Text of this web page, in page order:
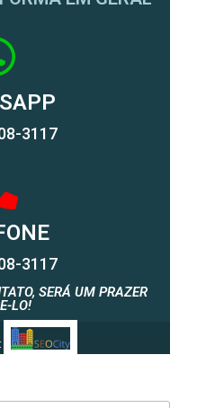
3117
3117
SERÁ UM PRAZER
LO!